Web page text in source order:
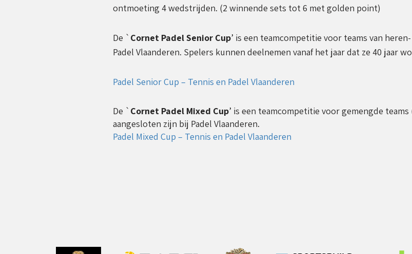
ontmoeting 4 wedstrijden. (2 winnende sets tot 6 met golden point)
De ` Cornet Padel Senior Cup’ is een teamcompetitie voor teams van
Padel Vlaanderen. Spelers kunnen deelnemen vanaf het jaar dat ze 40 jaar
Padel Senior Cup – Tennis en Padel Vlaanderen
De ` Cornet Padel Mixed Cup’ is een teamcompetitie voor gemengde
aangesloten zijn bij Padel Vlaanderen.
Padel Mixed Cup – Tennis en Padel Vlaanderen